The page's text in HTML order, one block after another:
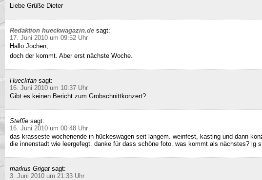
Liebe Grüße Dieter
Redaktion hueckwagazin.de sagt:
17. Juni 2010 um 09:52 Uhr
Hallo Jochen,
doch der kommt. Aber erst nächste Woche.
Hueckfan sagt:
16. Juni 2010 um 10:37 Uhr
Gibt es keinen Bericht zum Grobschnittkonzert?
Steffie sagt:
16. Juni 2010 um 00:48 Uhr
das krasseste wochenende in hückeswagen seit langem. weinfest, kasting und dann
die innenstadt wie leergefegt. danke für dass schöne foto. was kommt als nächstes? lg
markus Grigat sagt:
3. Juni 2010 um 21:33 Uhr